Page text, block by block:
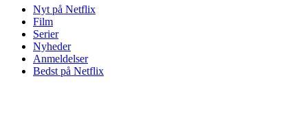
Nyt på Netflix
Film
Serier
Nyheder
Anmeldelser
Bedst på Netflix